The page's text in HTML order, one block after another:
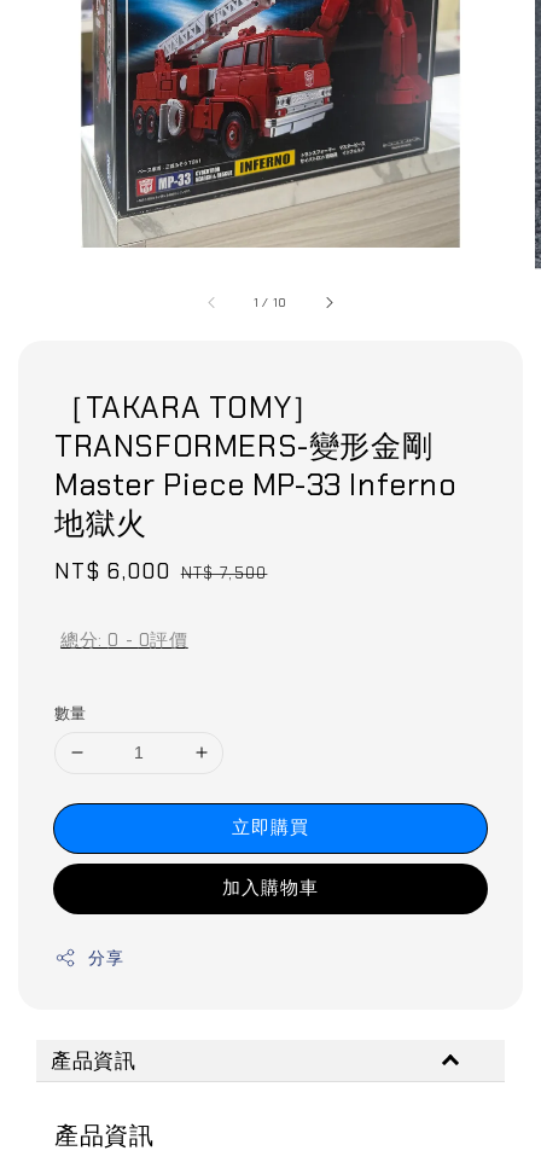
1 / 10
［TAKARA TOMY］
TRANSFORMERS-變形金剛
Master Piece MP-33 Inferno
地獄火
Sale
NT$ 6,000 Regular
NT$ 7,500
總分: 0 - 0評價
數量
立即購買
加入購物車
分享
產品資訊
產品資訊